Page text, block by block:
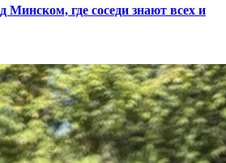
Минском, где соседи знают всех и